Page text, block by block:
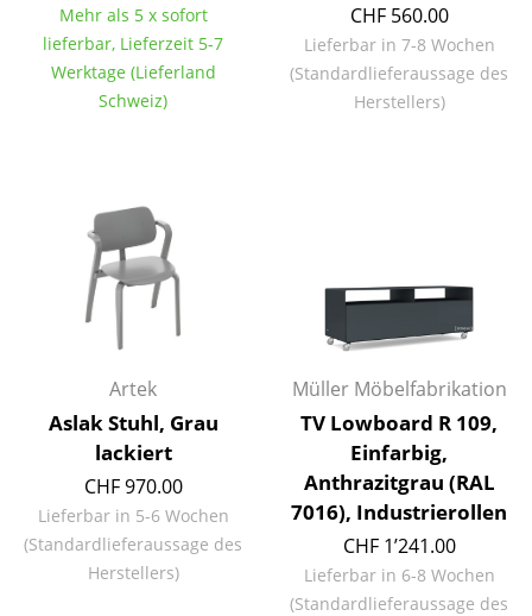
Einzelteile
... alle Aufbewahrungsmöbel
Tischleuchten
Schreibtischleuchten
Stehleuchten & Leseleuchten
Bodenleuchten
Wandleuchten
Akkuleuchten
... alle Leuchten
Mehr als 5 x sofort
lieferbar, Lieferzeit 5-7
Werktage (Lieferland
Schweiz)
CHF 560.00
Lieferbar in 7-8 Wochen
(Standardlieferaussage des
Herstellers)
Artek
Aslak Stuhl, Grau
lackiert
CHF 970.00
Lieferbar in 5-6 Wochen
(Standardlieferaussage des
Herstellers)
Müller Möbelfabrikation
TV Lowboard R 109,
Einfarbig,
Anthrazitgrau (RAL
7016), Industrierollen
CHF 1’241.00
Lieferbar in 6-8 Wochen
(Standardlieferaussage des